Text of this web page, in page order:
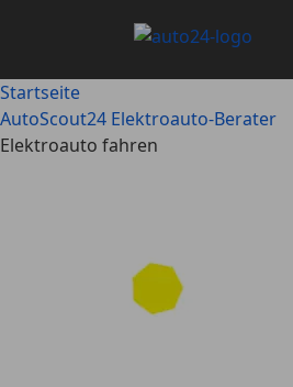
Startseite
AutoScout24 Elektroauto-Berater
Elektroauto fahren